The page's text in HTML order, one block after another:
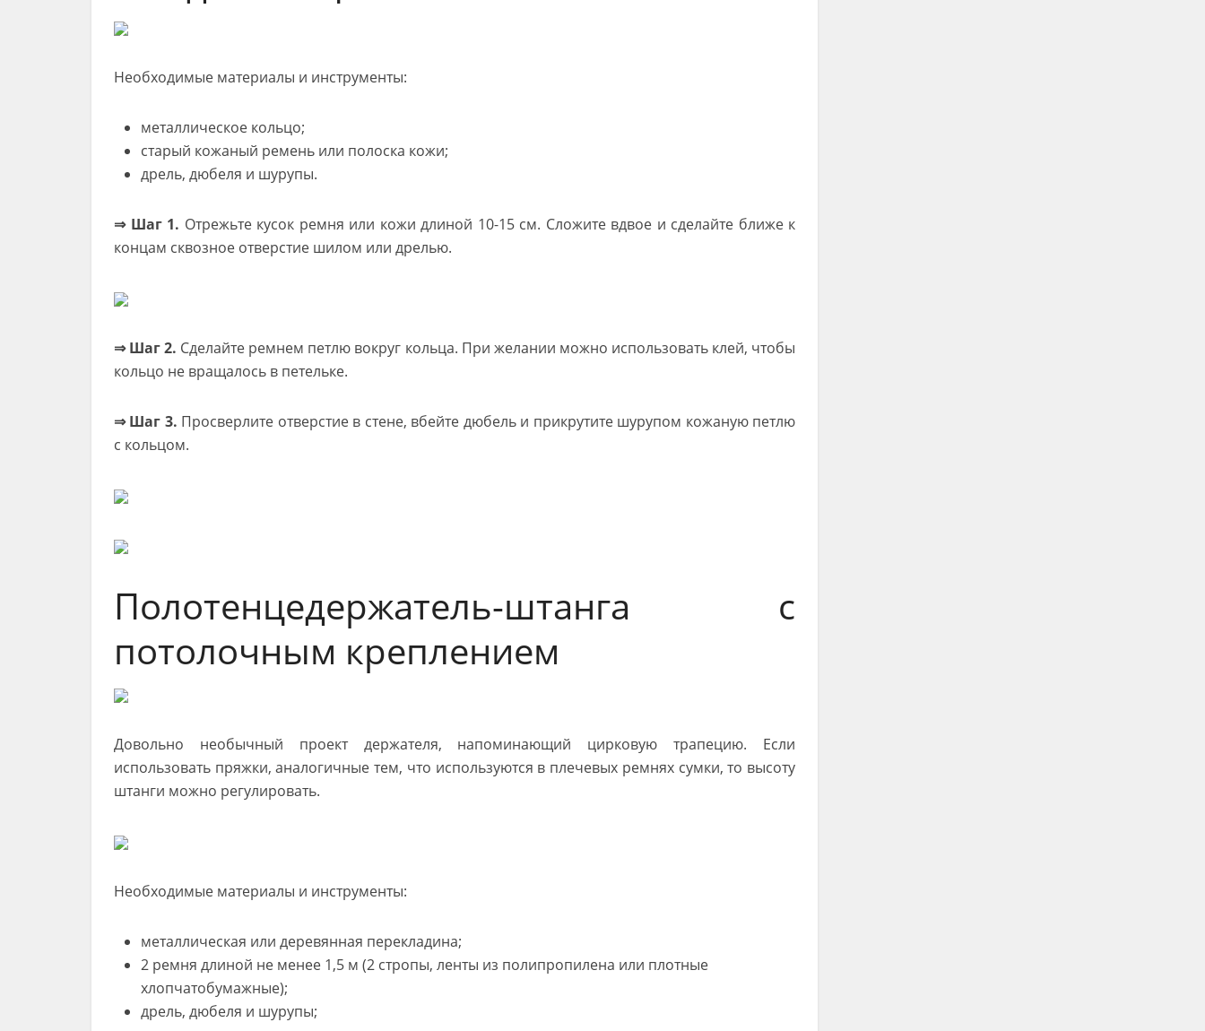
Необходимые материалы и инструменты:
металлическое кольцо;
старый кожаный ремень или полоска кожи;
дрель, дюбеля и шурупы.
⇒ Шаг 1. Отрежьте кусок ремня или кожи длиной 10-15 см. Сложите вдвое и сделайте ближе к
концам сквозное отверстие шилом или дрелью.
⇒ Шаг 2. Сделайте ремнем петлю вокруг кольца. При желании можно использовать клей, чтобы
кольцо не вращалось в петельке.
⇒ Шаг 3. Просверлите отверстие в стене, вбейте дюбель и прикрутите шурупом кожаную петлю
с кольцом.
Полотенцедержатель-штанга с
потолочным креплением
Довольно необычный проект держателя, напоминающий цирковую трапецию. Если
использовать пряжки, аналогичные тем, что используются в плечевых ремнях сумки, то высоту
штанги можно регулировать.
Необходимые материалы и инструменты:
металлическая или деревянная перекладина;
2 ремня длиной не менее 1,5 м (2 стропы, ленты из полипропилена или плотные
хлопчатобумажные);
дрель, дюбеля и шурупы;